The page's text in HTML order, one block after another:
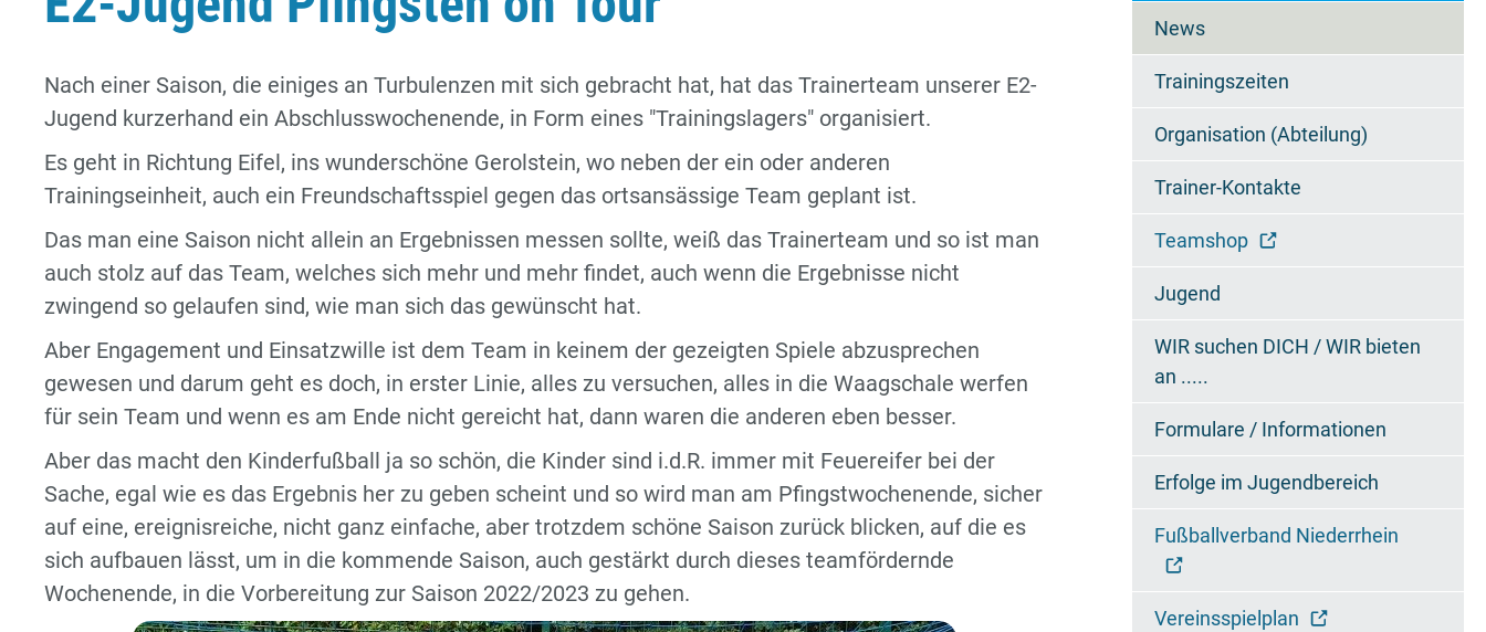
Nach einer Saison, die einiges an Turbulenzen mit sich gebracht hat, hat das Trainerteam unserer E2-
Jugend kurzerhand ein Abschlusswochenende, in Form eines "Trainingslagers" organisiert.
Es geht in Richtung Eifel, ins wunderschöne Gerolstein, wo neben der ein oder anderen
Trainingseinheit, auch ein Freundschaftsspiel gegen das ortsansässige Team geplant ist.
Das man eine Saison nicht allein an Ergebnissen messen sollte, weiß das Trainerteam und so ist man
auch stolz auf das Team, welches sich mehr und mehr findet, auch wenn die Ergebnisse nicht
zwingend so gelaufen sind, wie man sich das gewünscht hat.
Aber Engagement und Einsatzwille ist dem Team in keinem der gezeigten Spiele abzusprechen
gewesen und darum geht es doch, in erster Linie, alles zu versuchen, alles in die Waagschale werfen
für sein Team und wenn es am Ende nicht gereicht hat, dann waren die anderen eben besser.
Aber das macht den Kinderfußball ja so schön, die Kinder sind i.d.R. immer mit Feuereifer bei der
Sache, egal wie es das Ergebnis her zu geben scheint und so wird man am Pfingstwochenende, sicher
auf eine, ereignisreiche, nicht ganz einfache, aber trotzdem schöne Saison zurück blicken, auf die es
sich aufbauen lässt, um in die kommende Saison, auch gestärkt durch dieses teamfördernde
Wochenende, in die Vorbereitung zur Saison 2022/2023 zu gehen.
News
Trainingszeiten
Organisation (Abteilung)
Trainer-Kontakte
Teamshop
Jugend
WIR suchen DICH / WIR bieten
an .....
Formulare / Informationen
Erfolge im Jugendbereich
Fußballverband Niederrhein
Vereinsspielplan